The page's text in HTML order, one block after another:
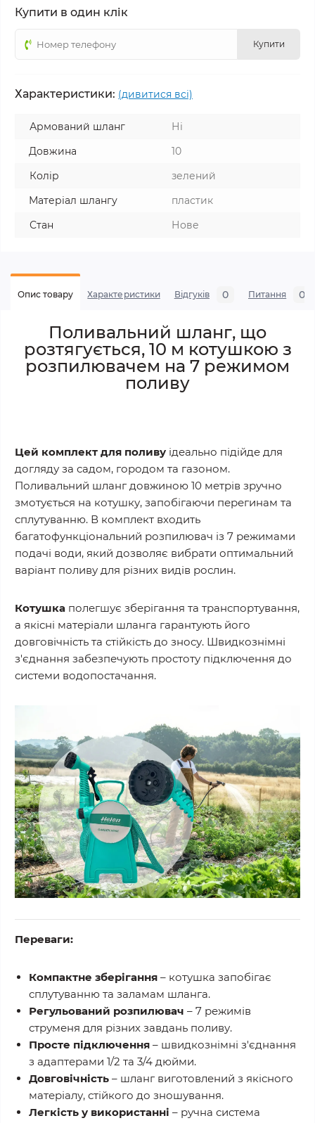
Купити в один клік
Купити
Характеристики: (дивитися всі)
Армований шланг
Ні
Довжина
10
Колір
зелений
Матеріал шлангу
пластик
Стан
Нове
Опис товару Характеристики Відгуків 0 Питання 0
Поливальний шланг, що
розтягується, 10 м котушкою з
розпилювачем на 7 режимом
поливу
Цей комплект для поливу ідеально підійде для
догляду за садом, городом та газоном.
Поливальний шланг довжиною 10 метрів зручно
змотується на котушку, запобігаючи перегинам та
сплутуванню. В комплект входить
багатофункціональний розпилювач із 7 режимами
подачі води, який дозволяє вибрати оптимальний
варіант поливу для різних видів рослин.
Котушка полегшує зберігання та транспортування,
а якісні матеріали шланга гарантують його
довговічність та стійкість до зносу. Швидкознімні
з'єднання забезпечують простоту підключення до
системи водопостачання.
Переваги:
Компактне зберігання – котушка запобігає
сплутуванню та заламам шланга.
Регульований розпилювач – 7 режимів
струменя для різних завдань поливу.
Просте підключення – швидкознімні з'єднання
з адаптерами 1/2 та 3/4 дюйми.
Довговічність – шланг виготовлений з якісного
матеріалу, стійкого до зношування.
Легкість у використанні – ручна система